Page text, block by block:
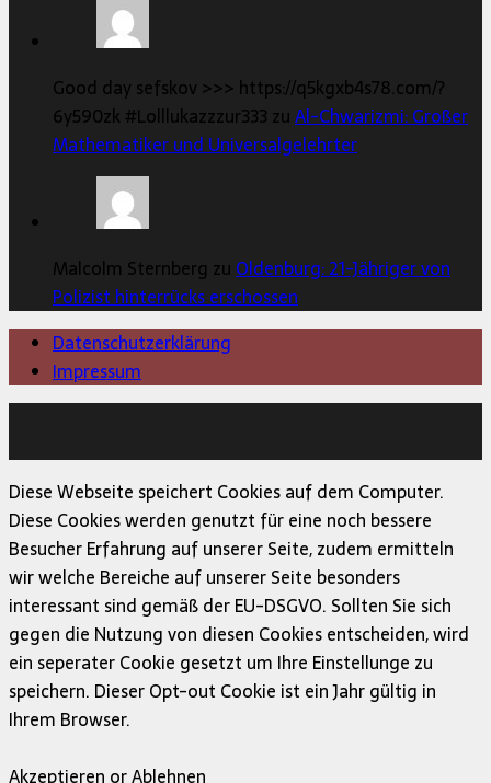
Good day sefskov >>> https://q5kgxb4s78.com/?
6y590zk #Lolllukazzzur333 zuAl-Chwarizmi: Großer
Mathematiker und Universalgelehrter
Malcolm Sternberg zu Oldenburg: 21-Jähriger von
Polizist hinterrücks erschossen
Datenschutzerklärung
Impressum
Diese Webseite speichert Cookies auf dem Computer.
Diese Cookies werden genutzt für eine noch bessere
Besucher Erfahrung auf unserer Seite, zudem ermitteln
wir welche Bereiche auf unserer Seite besonders
interessant sind gemäß der EU-DSGVO. Sollten Sie sich
gegen die Nutzung von diesen Cookies entscheiden, wird
ein seperater Cookie gesetzt um Ihre Einstellunge zu
speichern. Dieser Opt-out Cookie ist ein Jahr gültig in
Ihrem Browser.
Akzeptieren or Ablehnen